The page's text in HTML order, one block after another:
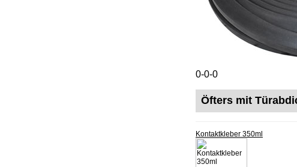
0-0-0
Öfters mit
Kontaktkleber 350ml